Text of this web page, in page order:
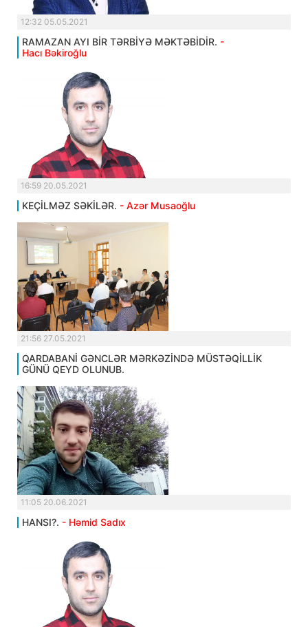
12:32 05.05.2021
RAMAZAN AYI BİR TƏRBİYƏ MƏKTƏBİDİR. -
Hacı Bəkiroğlu
16:59 20.05.2021
KEÇİLMƏZ SƏKİLƏR. - Azər Musaoğlu
21:56 27.05.2021
QARDABANİ GƏNCLƏR MƏRKƏZİNDƏ MÜSTƏQİLLİK
GÜNÜ QEYD OLUNUB.
11:05 20.06.2021
HANSI?. - Həmid Sadıx